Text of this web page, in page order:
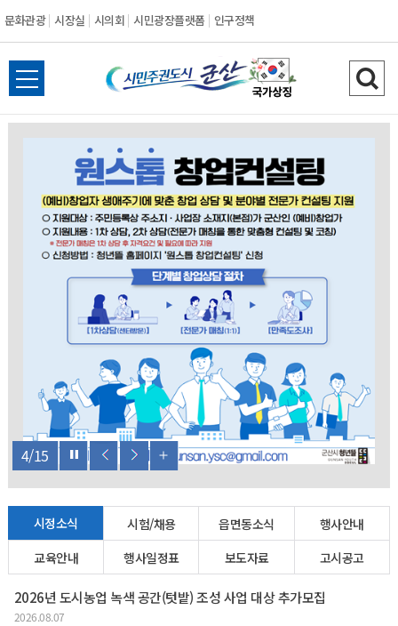
문화관광 시장실 시의회 시민광장플랫폼 인구정책
시
민
주
권
도
시
군
산
전
체
검
색
4/15
시정소식 시험/채용 읍면동소식
행사안내
교육안내
행사일정표 보도자료 고시공고
2026년 도시농업 녹색 공간(텃밭) 조성 사업 대상 추가모집
2026.08.07